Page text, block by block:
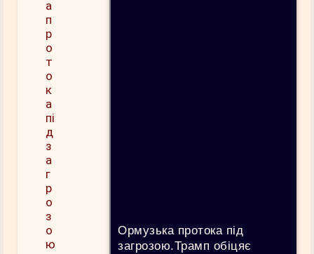
Ормузька протока під
загрозою.Трамп обіцяє